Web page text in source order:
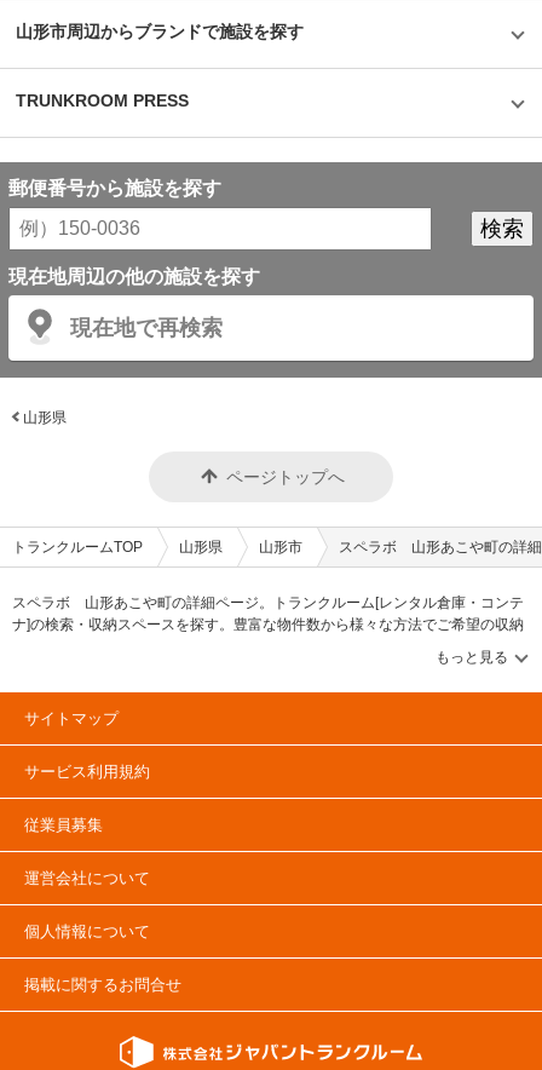
山形市周辺からブランドで施設を探す
TRUNKROOM PRESS
郵便番号から施設を探す
現在地周辺の他の施設を探す
現在地で再検索
山形県
ページトップへ
トランクルームTOP 山形県 山形市 スペラボ 山形あこや町の詳細
スペラボ 山形あこや町の詳細ページ。トランクルーム[レンタル倉庫・コンテ
ナ]の検索・収納スペースを探す。豊富な物件数から様々な方法でご希望の収納
スペースを簡単に探せるトランクルーム情報サイトです。スペラボ 山形あこ
や町の住所・最寄りの駅、物件タイプのご紹介や料金表、お得なキャンペーン
情報もあります。気になる物件タイプを見つけたら、メールか電話でお問合せ
が可能です（無料）。
サイトマップ
サービス利用規約
従業員募集
運営会社について
個人情報について
掲載に関するお問合せ